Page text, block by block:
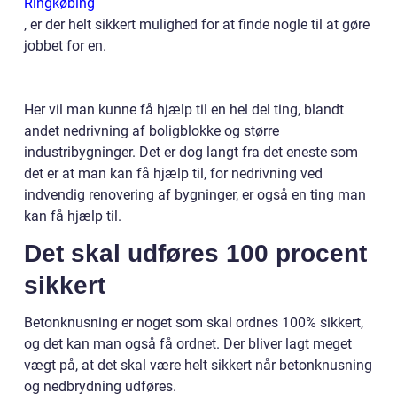
, er der helt sikkert mulighed for at finde nogle til at gøre
jobbet for en.
Her vil man kunne få hjælp til en hel del ting, blandt
andet nedrivning af boligblokke og større
industribygninger. Det er dog langt fra det eneste som
det er at man kan få hjælp til, for nedrivning ved
indvendig renovering af bygninger, er også en ting man
kan få hjælp til.
Det skal udføres 100 procent
sikkert
Betonknusning er noget som skal ordnes 100% sikkert,
og det kan man også få ordnet. Der bliver lagt meget
vægt på, at det skal være helt sikkert når betonknusning
og nedbrydning udføres.